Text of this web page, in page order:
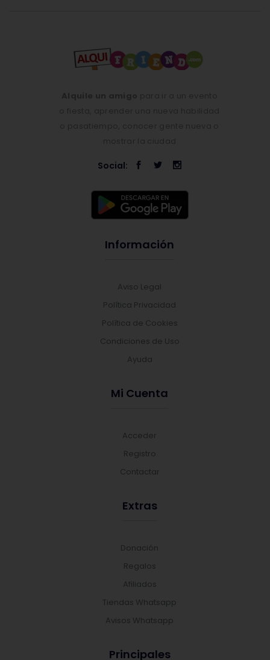
Social:
Información
Aviso Legal
Política Privacidad
Política de Cookies
Condiciones de Uso
Ayuda
Mi Cuenta
Acceder
Registro
Contactar
Extras
Donación
Regalos
Afiliados
Tiendas Whatsapp
Avisos Whatsapp
Principales